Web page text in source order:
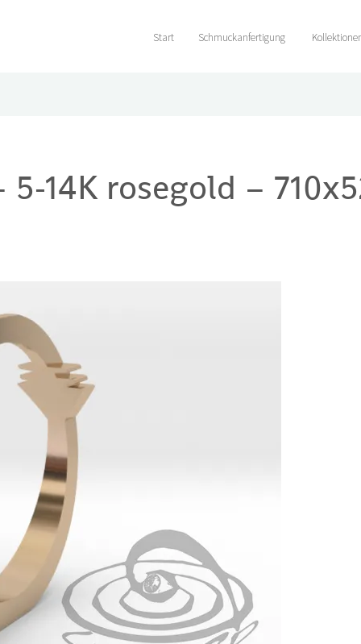
Start Schmuckanfertigung
14K rosegold –